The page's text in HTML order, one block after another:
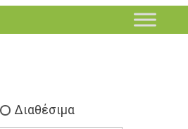
Διαθέσιμα